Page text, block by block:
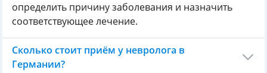
определить причину заболевания и назначить
соответствующее лечение.
Сколько стоит приём у невролога в
Германии?